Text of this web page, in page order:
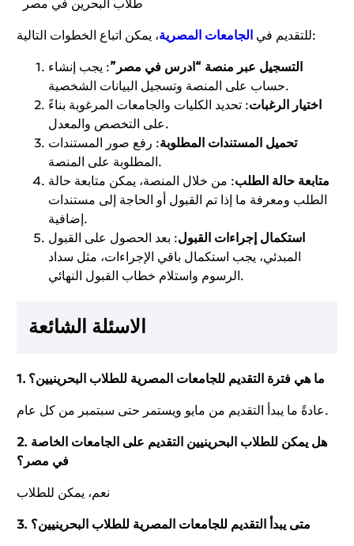
طلاب البحرين في مصر
للتقديم في الجامعات المصرية ، يمكن اتباع الخطوات التالية:
التسجيل عبر منصة “ادرس في مصر”: يجب إنشاء
حساب على المنصة وتسجيل البيانات الشخصية.
اختيار الرغبات: تحديد الكليات والجامعات المرغوبة بناءً
على التخصص والمعدل.
تحميل المستندات المطلوبة: رفع صور المستندات
المطلوبة على المنصة.
متابعة حالة الطلب: من خلال المنصة، يمكن متابعة حالة
الطلب ومعرفة ما إذا تم القبول أو الحاجة إلى مستندات
إضافية.
استكمال إجراءات القبول: بعد الحصول على القبول
المبدئي، يجب استكمال باقي الإجراءات، مثل سداد
الرسوم واستلام خطاب القبول النهائي.
الاسئلة الشائعة
1. ما هي فترة التقديم للجامعات المصرية للطلاب البحرينيين؟
عادةً ما يبدأ التقديم من مايو ويستمر حتى سبتمبر من كل عام.
2. هل يمكن للطلاب البحرينيين التقديم على الجامعات الخاصة
في مصر؟
نعم، يمكن للطلاب
3. متى يبدأ التقديم للجامعات المصرية للطلاب البحرينيين؟